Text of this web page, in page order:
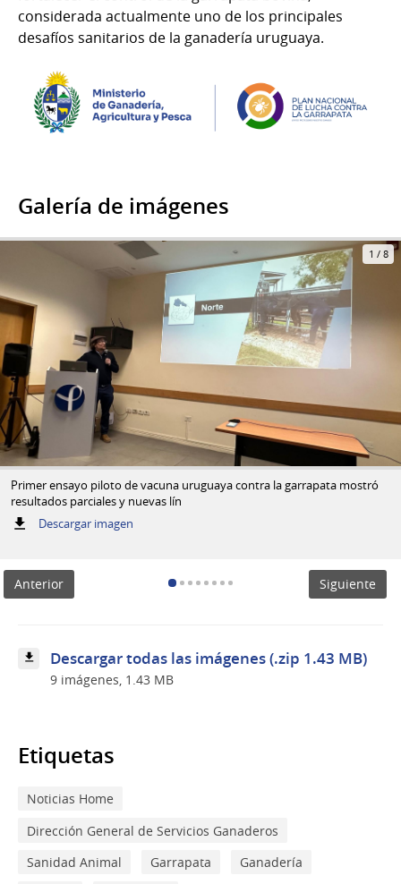
considerada actualmente uno de los principales
desafíos sanitarios de la ganadería uruguaya.
Galería de imágenes
1 / 8
Primer ensayo piloto de vacuna uruguaya contra la garrapata mostró
resultados parciales y nuevas lín
Descargar imagen:
garrapata
mostró
Anterior Siguiente
Descargar todas las imágenes (.zip 1.43 MB)
9 imágenes, 1.43 MB
Etiquetas
Noticias Home
Dirección General de Servicios Ganaderos
Sanidad Animal
Garrapata
Ganadería